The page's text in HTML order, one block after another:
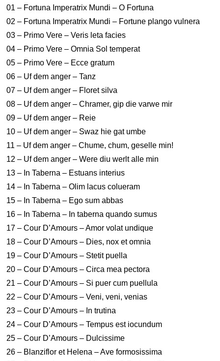
01 – Fortuna Imperatrix Mundi – O Fortuna
02 – Fortuna Imperatrix Mundi – Fortune plango vulnera
03 – Primo Vere – Veris leta facies
04 – Primo Vere – Omnia Sol temperat
05 – Primo Vere – Ecce gratum
06 – Uf dem anger – Tanz
07 – Uf dem anger – Floret silva
08 – Uf dem anger – Chramer, gip die varwe mir
09 – Uf dem anger – Reie
10 – Uf dem anger – Swaz hie gat umbe
11 – Uf dem anger – Chume, chum, geselle min!
12 – Uf dem anger – Were diu werlt alle min
13 – In Taberna – Estuans interius
14 – In Taberna – Olim lacus colueram
15 – In Taberna – Ego sum abbas
16 – In Taberna – In taberna quando sumus
17 – Cour D’Amours – Amor volat undique
18 – Cour D’Amours – Dies, nox et omnia
19 – Cour D’Amours – Stetit puella
20 – Cour D’Amours – Circa mea pectora
21 – Cour D’Amours – Si puer cum puellula
22 – Cour D’Amours – Veni, veni, venias
23 – Cour D’Amours – In trutina
24 – Cour D’Amours – Tempus est iocundum
25 – Cour D’Amours – Dulcissime
26 – Blanziflor et Helena – Ave formosissima